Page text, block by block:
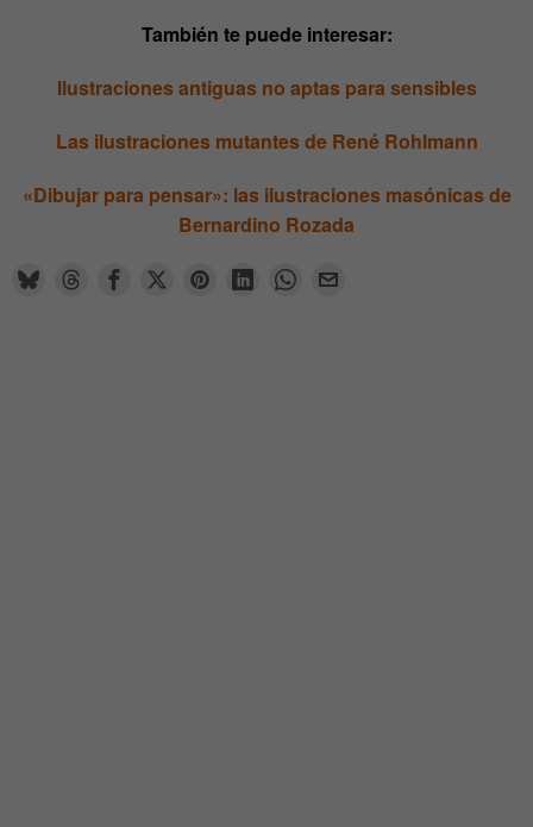
También te puede interesar:
Ilustraciones antiguas no aptas para sensibles
Las ilustraciones mutantes de René Rohlmann
«Dibujar para pensar»: las ilustraciones masónicas de
Bernardino Rozada